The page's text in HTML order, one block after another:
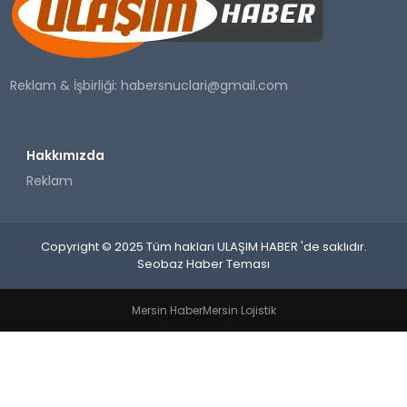
SAĞLIK
YAŞAM
Reklam & İşbirliği:habersnuclari@gmail.com
Hakkımızda
Reklam
Copyright © 2025 Tüm hakları ULAŞIM HABER 'de saklıdır.
Seobaz Haber Teması
Mersin HaberMersin Lojistik